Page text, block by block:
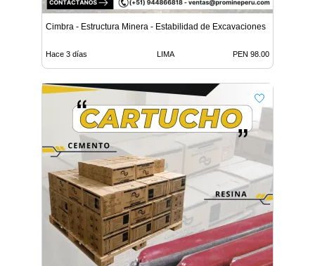
Cimbra - Estructura Minera - Estabilidad de Excavaciones
Hace 3 días LIMA PEN 98.00